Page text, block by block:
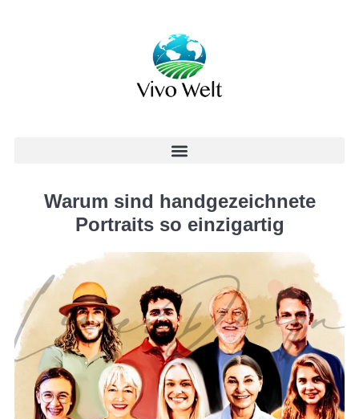
Warum sind handgezeichnete
Portraits so einzigartig